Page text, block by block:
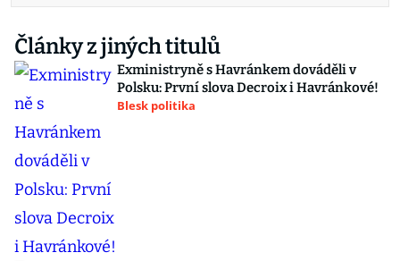
Články z jiných titulů
Exministryně s Havránkem dováděli v
Polsku: První slova Decroix i Havránkové!
Blesk politika